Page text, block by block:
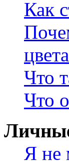
Как
Что
Что
Я не